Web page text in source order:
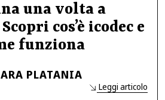
una volta a
cos’è icodec e
funziona
PLATANIA
Leggi articolo